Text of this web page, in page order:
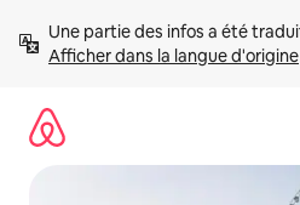
directement
Afficher dans la langue d'origine